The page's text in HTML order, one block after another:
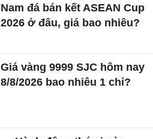
Nam đá bán kết ASEAN Cup
2026 ở đâu, giá bao nhiêu?
Giá vàng 9999 SJC hôm nay
8/8/2026 bao nhiêu 1 chỉ?